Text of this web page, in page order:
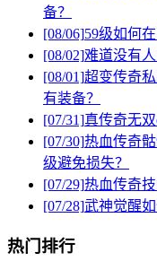
备？
[08/06]59级如何
[08/02]难道没有
[08/01]超变传奇
有装备？
[07/31]真传奇无
[07/30]热血传奇
级避免损失？
[07/29]热血传奇
[07/28]武神觉醒
热门排行